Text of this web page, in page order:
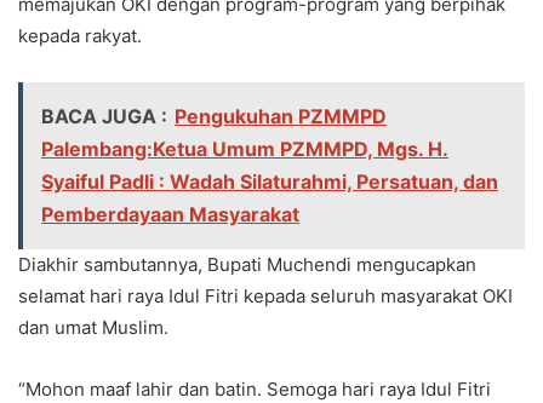
kepada rakyat.
BACA JUGA : Pengukuhan PZMMPD
Palembang:Ketua Umum PZMMPD, Mgs. H.
Syaiful Padli : Wadah Silaturahmi, Persatuan, dan
Pemberdayaan Masyarakat
Diakhir sambutannya, Bupati Muchendi mengucapkan
selamat hari raya Idul Fitri kepada seluruh masyarakat OKI
dan umat Muslim.
“Mohon maaf lahir dan batin. Semoga hari raya Idul Fitri